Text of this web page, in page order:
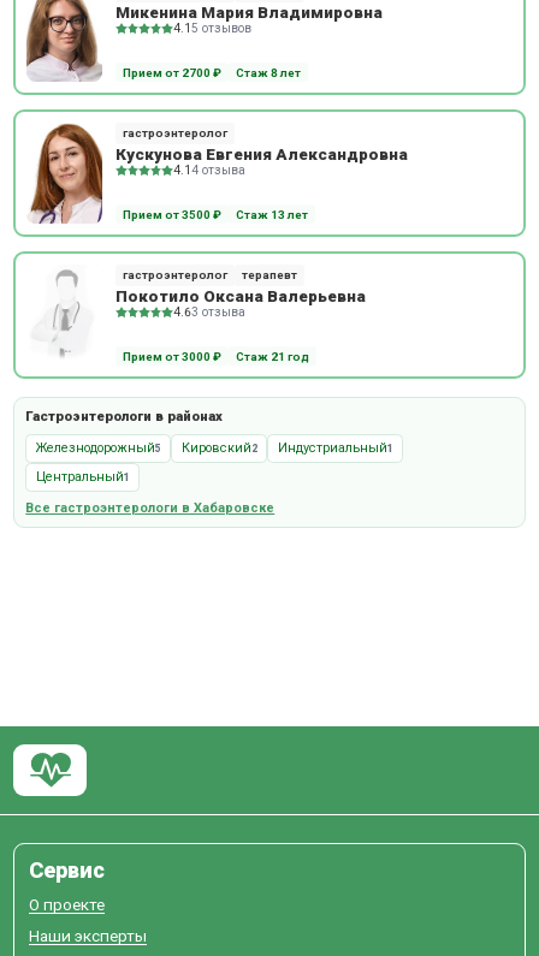
Микенина Мария Владимировна
4.1 5 отзывов
Прием от 2700 ₽ Стаж 8 лет
гастроэнтеролог
Кускунова Евгения Александровна
4.1 4 отзыва
Прием от 3500 ₽ Стаж 13 лет
гастроэнтеролог терапевт
Покотило Оксана Валерьевна
4.63 отзыва
Прием от 3000 ₽ Стаж 21 год
Гастроэнтерологи в районах
Железнодорожный5 Кировский 2 Индустриальный1
Центральный1
Все гастроэнтерологи в Хабаровске
Сервис
О проекте
Наши эксперты